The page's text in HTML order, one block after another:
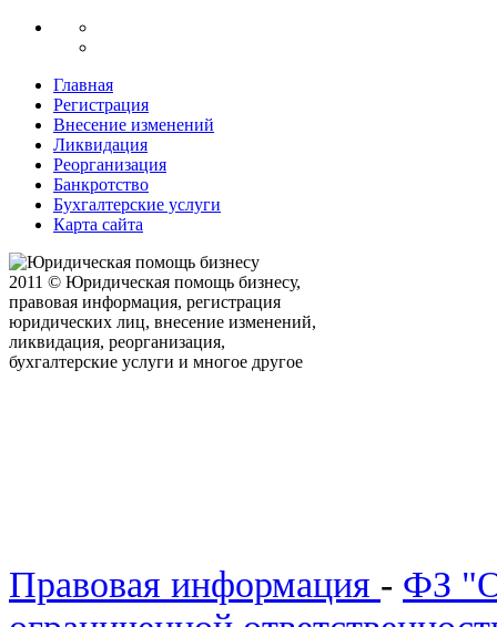
Главная
Регистрация
Внесение изменений
Ликвидация
Реорганизация
Банкротство
Бухгалтерские услуги
Карта сайта
Правовая информация - ФЗ
2011 © Юридическая помощь бизнесу,
правовая информация, регистрация
юридических лиц, внесение изменений,
ликвидация, реорганизация,
бухгалтерские услуги и многое другое